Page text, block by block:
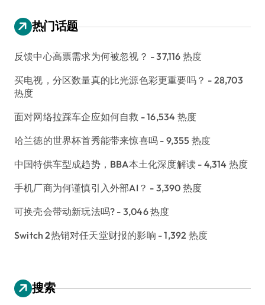
热门话题
反馈中心高票需求为何被忽视？ - 37,116 热度
买电视，分区数量真的比光源色彩更重要吗？ - 28,703
热度
面对网络拉踩车企应如何自救 - 16,534 热度
哈兰德的世界杯首秀能带来惊喜吗 - 9,355 热度
中国特供车型成趋势，BBA本土化深度解读 - 4,314 热度
手机厂商为何谨慎引入外部AI？ - 3,390 热度
可换壳会带动新玩法吗? - 3,046 热度
Switch 2热销对任天堂财报的影响 - 1,392 热度
搜索